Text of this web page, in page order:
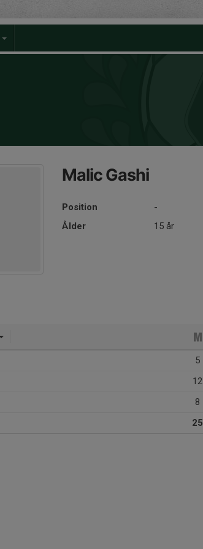
Malic Gashi
Position
-
Ålder
15 år
5
12
8
25